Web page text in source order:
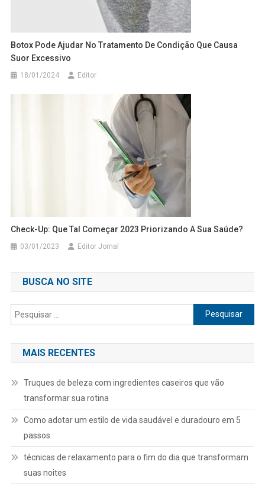
Botox Pode Ajudar No Tratamento De Condição Que Causa
Suor Excessivo
18/01/2024 Editor
Check-Up: Que Tal Começar 2023 Priorizando A Sua Saúde?
03/01/2023 Editor Jornal
BUSCA NO SITE
Pesquisar
por:
MAIS RECENTES
Truques de beleza com ingredientes caseiros que vão
transformar sua rotina
Como adotar um estilo de vida saudável e duradouro em 5
passos
técnicas de relaxamento para o fim do dia que transformam
suas noites